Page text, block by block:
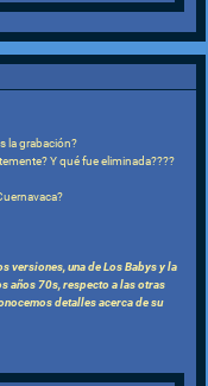
la grabación?
Y qué fue eliminada????
versiones, una de Los Babys y la
años 70s, respecto a las otras
detalles acerca de su